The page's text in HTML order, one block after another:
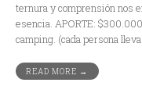
ternura y comprensión nos
esencia. APORTE:
camping. (cada persona
READ MORE →